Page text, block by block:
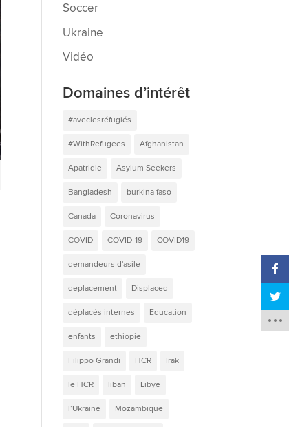
Soccer
Ukraine
Vidéo
Domaines d’intérêt
#aveclesréfugiés
#WithRefugees Afghanistan
Apatridie Asylum Seekers
Bangladesh burkina faso
Canada Coronavirus
COVID COVID-19 COVID19
demandeurs d'asile
deplacement Displaced
déplacés internes Education
enfants ethiopie
Filippo Grandi HCR Irak
le HCR liban Libye
l’Ukraine Mozambique